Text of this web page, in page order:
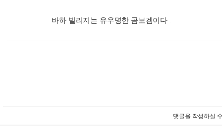
바하 빌리지는 유우명한 곰보겜이다
댓글을 작성하실